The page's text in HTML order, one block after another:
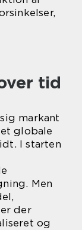
tid
markant
globale
I starten
Men
der
og